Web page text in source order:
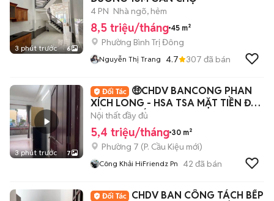
3 phút trước 6
4 PN Nhà ngõ, hẻm
8,5 triệu/tháng 45 m²
Phường Bình Trị Đông
Nguyễn Thị Trang 4.7 307 đã bán
3 phút trước 7
🤑CHDV BANCONG PHAN
XÍCH LONG - HSA TSA MẶT TIỀN ĐẦY
ĐỦ NỘI THẤT
Nội thất đầy đủ
5,4 triệu/tháng 30 m²
Phường 7 (P. Cầu Kiệu mới)
Công Khải HiFriendz Pn 42 đã bán
CHDV BAN CÔNG TÁCH BẾP